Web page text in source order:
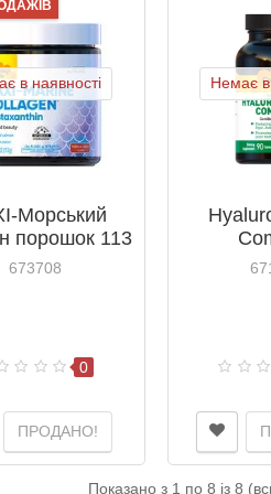
в наявності
Морський
порошок 113
Лайф /
673708
0
ПРОДАНО!
Немає в
Показано з 1 по 8 із 8